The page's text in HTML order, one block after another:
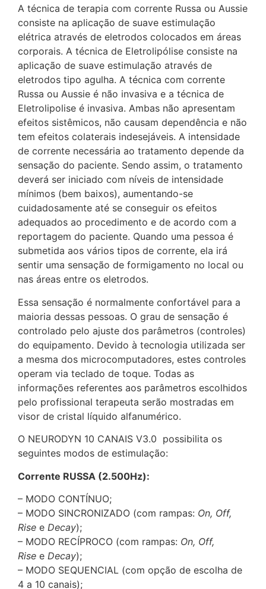
A técnica de terapia com corrente Russa ou Aussie
consiste na aplicação de suave estimulação
elétrica através de eletrodos colocados em áreas
corporais. A técnica de Eletrolipólise consiste na
aplicação de suave estimulação através de
eletrodos tipo agulha. A técnica com corrente
Russa ou Aussie é não invasiva e a técnica de
Eletrolipolise é invasiva. Ambas não apresentam
efeitos sistêmicos, não causam dependência e não
tem efeitos colaterais indesejáveis. A intensidade
de corrente necessária ao tratamento depende da
sensação do paciente. Sendo assim, o tratamento
deverá ser iniciado com níveis de intensidade
mínimos (bem baixos), aumentando-se
cuidadosamente até se conseguir os efeitos
adequados ao procedimento e de acordo com a
reportagem do paciente. Quando uma pessoa é
submetida aos vários tipos de corrente, ela irá
sentir uma sensação de formigamento no local ou
nas áreas entre os eletrodos.
Essa sensação é normalmente confortável para a
maioria dessas pessoas. O grau de sensação é
controlado pelo ajuste dos parâmetros (controles)
do equipamento. Devido à tecnologia utilizada ser
a mesma dos microcomputadores, estes controles
operam via teclado de toque. Todas as
informações referentes aos parâmetros escolhidos
pelo profissional terapeuta serão mostradas em
visor de cristal líquido alfanumérico.
O NEURODYN 10 CANAIS V3.0 possibilita os
seguintes modos de estimulação:
Corrente RUSSA (2.500Hz):
– MODO CONTÍNUO;
– MODO SINCRONIZADO (com rampas: On, Off,
Rise e Decay);
– MODO RECÍPROCO (com rampas: On, Off,
Rise e Decay);
– MODO SEQUENCIAL (com opção de escolha de
4 a 10 canais);